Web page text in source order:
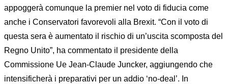
appoggerà comunque la premier nel voto di fiducia come
anche i Conservatori favorevoli alla Brexit. “Con il voto di
questa sera è aumentato il rischio di un’uscita scomposta del
Regno Unito”, ha commentato il presidente della
Commissione Ue Jean-Claude Juncker, aggiungendo che
intensificherà i preparativi per un addio ‘no-deal’. In